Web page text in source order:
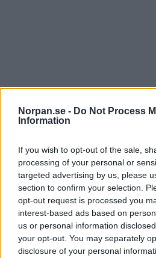
Norpan.se - Do Not Process
Information
If you wish to opt-out of the sale,
processing of your personal or
targeted advertising by us, please
section to confirm your selection.
opt-out request is processed you
interest-based ads based on
us or personal information
your opt-out. You may separately
disclosure of your personal
När man gifter sig vill man
något att minnas för all
mycket planering bakom ett
När Shannon och Rick skulle
otroligt. Det är 15
gör en så kallad flashmob. Först
ceremonin och börjar sjunga,
musikstudenter upp och tar ton.
Se klippet nedan: